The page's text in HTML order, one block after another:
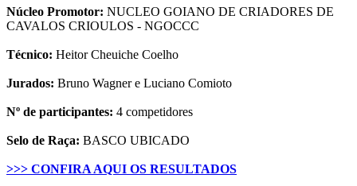
Núcleo Promotor: NUCLEO GOIANO DE CRIADORES DE
CAVALOS CRIOULOS - NGOCCC
Técnico: Heitor Cheuiche Coelho
Jurados: Bruno Wagner e Luciano Comioto
Nº de participantes: 4 competidores
Selo de Raça: BASCO UBICADO
>>> CONFIRA AQUI OS RESULTADOS